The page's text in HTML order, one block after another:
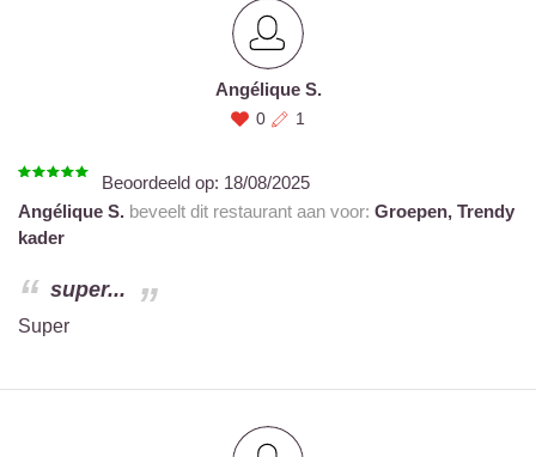
Angélique S.
0 1
Beoordeeld op: 18/08/2025
Angélique S. beveelt dit restaurant aan voor: Groepen, Trendy
kader
super...
Super